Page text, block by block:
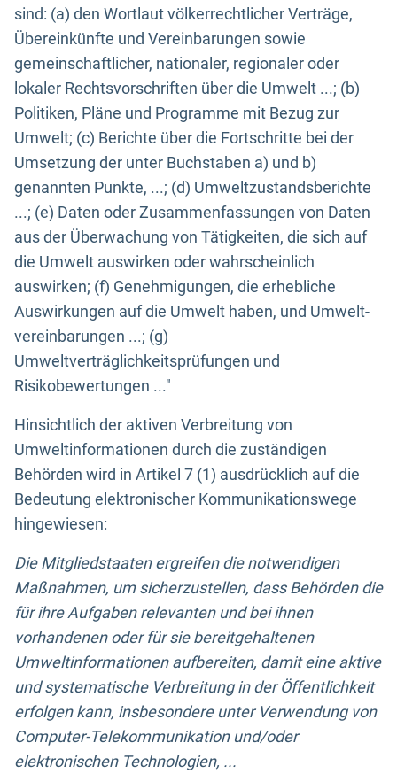
sind: (a) den Wortlaut völkerrechtlicher Verträge,
Übereinkünfte und Vereinbarungen sowie
gemeinschaftlicher, nationaler, regionaler oder
lokaler Rechtsvorschriften über die Umwelt ...; (b)
Politiken, Pläne und Programme mit Bezug zur
Umwelt; (c) Berichte über die Fortschritte bei der
Umsetzung der unter Buchstaben a) und b)
genannten Punkte, ...; (d) Umweltzustandsberichte
...; (e) Daten oder Zusammenfassungen von Daten
aus der Überwachung von Tätigkeiten, die sich auf
die Umwelt auswirken oder wahrscheinlich
auswirken; (f) Genehmigungen, die erhebliche
Auswirkungen auf die Umwelt haben, und Umwelt-
vereinbarungen ...; (g)
Umweltverträglichkeitsprüfungen und
Risikobewertungen ..."
Hinsichtlich der aktiven Verbreitung von
Umweltinformationen durch die zuständigen
Behörden wird in Artikel 7 (1) ausdrücklich auf die
Bedeutung elektronischer Kommunikationswege
hingewiesen:
Die Mitgliedstaaten ergreifen die notwendigen
Maßnahmen, um sicherzustellen, dass Behörden die
für ihre Aufgaben relevanten und bei ihnen
vorhandenen oder für sie bereitgehaltenen
Umweltinformationen aufbereiten, damit eine aktive
und systematische Verbreitung in der Öffentlichkeit
erfolgen kann, insbesondere unter Verwendung von
Computer-Telekommunikation und/oder
elektronischen Technologien, ...